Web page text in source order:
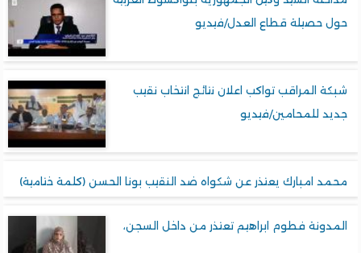
حصيلة قطاع العدل/فيديو
المراقب تواكب اعلان نتائج انتخاب نقيب
للمحامين/فيديو
امبارك يعتذر عن شكواه ضد النقيب بونا الحسن (كلمة ختامية)
فطوم ابراهيم تعتذر من داخل السجن،